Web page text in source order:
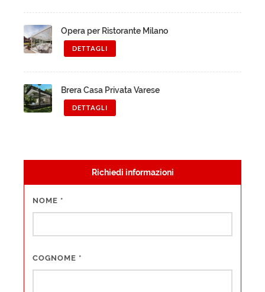
Opera per Ristorante Milano
DETTAGLI
Brera Casa Privata Varese
DETTAGLI
Richiedi informazioni
NOME *
COGNOME *